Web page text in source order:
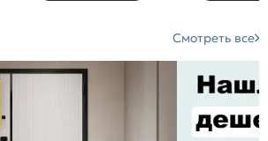
Смотреть все